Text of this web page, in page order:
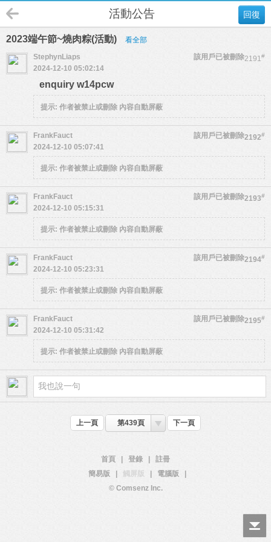
回復
活動公告
2023端午節~燒肉粽(活動) 看全部
2191#
StephynLiaps
該用戶已被刪除
2024-12-10 05:02:14
enquiry w14pcw
提示: 作者被禁止或刪除 內容自動屏蔽
2192#
FrankFauct
該用戶已被刪除
2024-12-10 05:07:41
提示: 作者被禁止或刪除 內容自動屏蔽
2193#
FrankFauct
該用戶已被刪除
2024-12-10 05:15:31
提示: 作者被禁止或刪除 內容自動屏蔽
2194#
FrankFauct
該用戶已被刪除
2024-12-10 05:23:31
提示: 作者被禁止或刪除 內容自動屏蔽
2195#
FrankFauct
該用戶已被刪除
2024-12-10 05:31:42
提示: 作者被禁止或刪除 內容自動屏蔽
上一頁 第439頁 下一頁
首頁 登錄
註冊
簡易版
觸屏版 電腦版
© Comsenz Inc.